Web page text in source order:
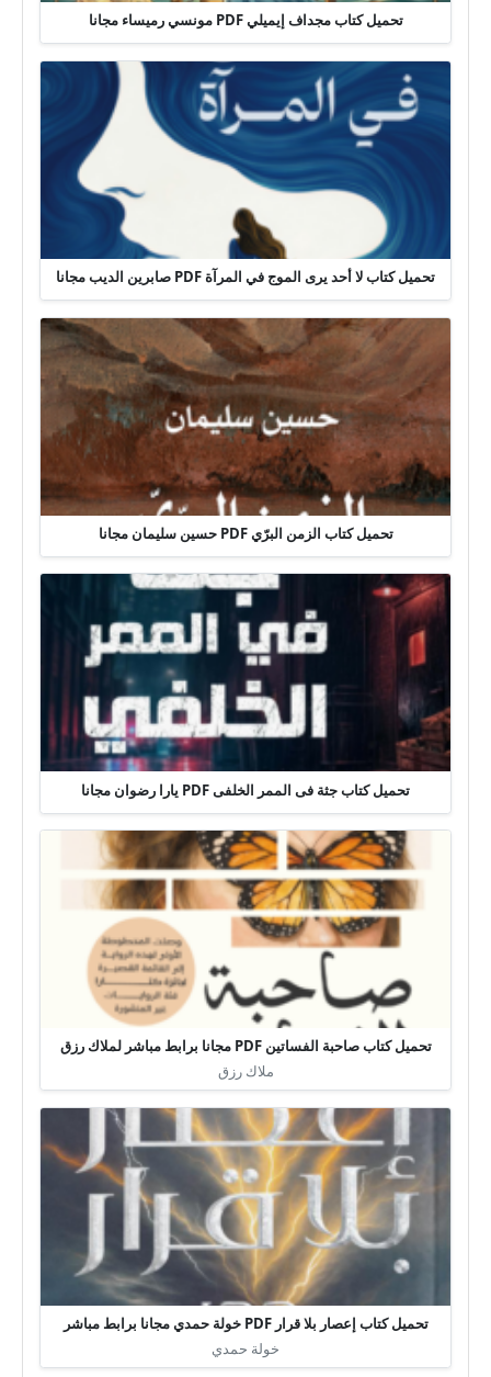
تحميل كتاب مجداف إيميلي PDF مونسي رميساء مجانا
تحميل كتاب لا أحد يرى الموج في المرآة PDF صابرين الديب مجانا
تحميل كتاب الزمن البرّي PDF حسين سليمان مجانا
تحميل كتاب جثة فى الممر الخلفى PDF يارا رضوان مجانا
تحميل كتاب صاحبة الفساتين PDF مجانا برابط مباشر لملاك رزق
ملاك رزق
تحميل كتاب إعصار بلا قرار PDF خولة حمدي مجانا برابط مباشر
خولة حمدي